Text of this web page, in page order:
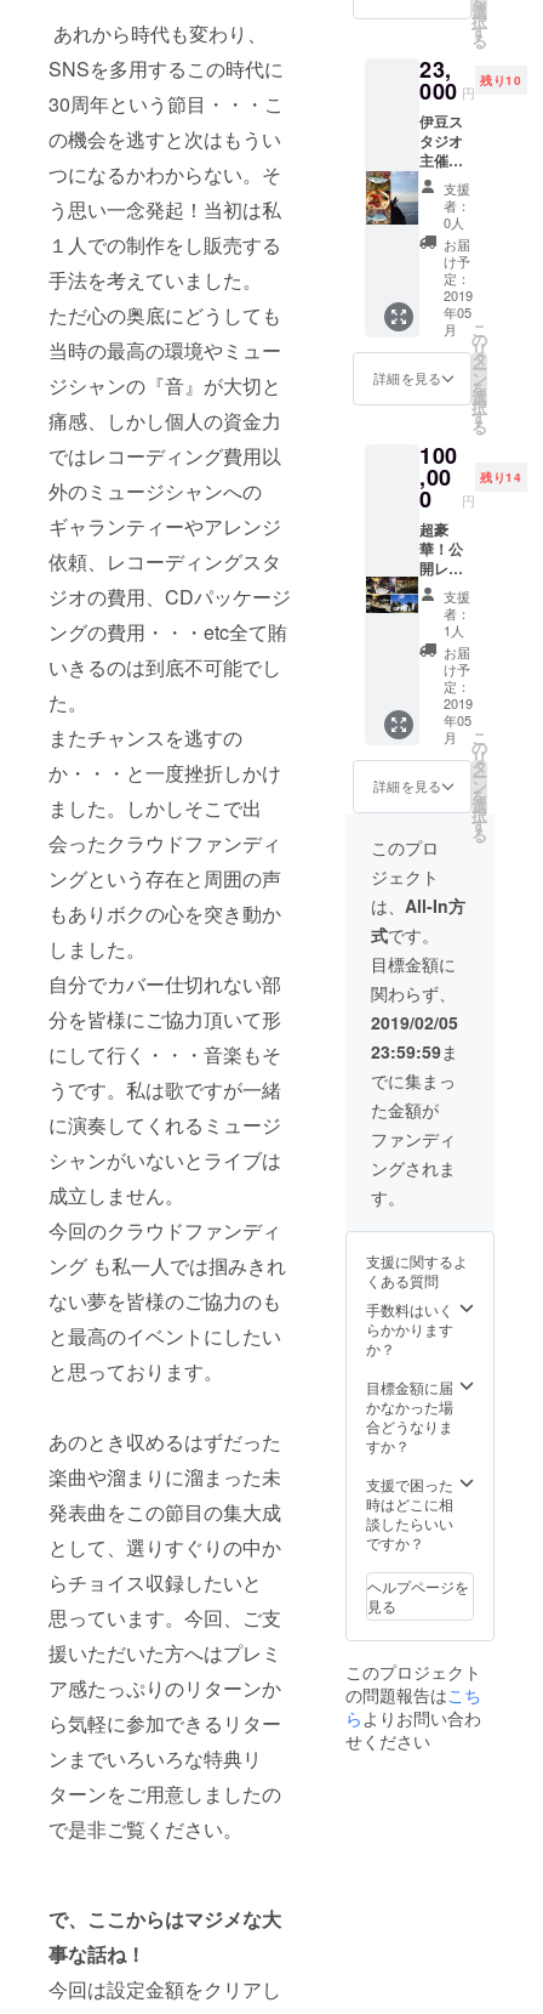
あれから時代も変わり、
SNSを多用するこの時代に
30周年という節目・・・こ
の機会を逃すと次はもうい
つになるかわからない。そ
う思い一念発起！当初は私
１人での制作をし販売する
手法を考えていました。
ただ心の奥底にどうしても
当時の最高の環境やミュー
ジシャンの『音』が大切と
痛感、しかし個人の資金力
ではレコーディング費用以
外のミュージシャンへの
ギャランティーやアレンジ
依頼、レコーディングスタ
ジオの費用、CDパッケージ
ングの費用・・・etc全て賄
いきるのは到底不可能でし
た。
またチャンスを逃すの
か・・・と一度挫折しかけ
ました。しかしそこで出
会ったクラウドファンディ
ングという存在と周囲の声
もありボクの心を突き動か
しました。
自分でカバー仕切れない部
分を皆様にご協力頂いて形
にして行く・・・音楽もそ
うです。私は歌ですが一緒
に演奏してくれるミュージ
シャンがいないとライブは
成立しません。
今回のクラウドファンディ
ング も私一人では掴みきれ
ない夢を皆様のご協力のも
と最高のイベントにしたい
と思っております。
あのとき収めるはずだった
楽曲や溜まりに溜まった未
発表曲をこの節目の集大成
として、選りすぐりの中か
らチョイス収録したいと
思っています。今回、ご支
援いただいた方へはプレミ
ア感たっぷりのリターンか
ら気軽に参加できるリター
ンまでいろいろな特典リ
ターンをご用意しましたの
で是非ご覧ください。
で、ここからはマジメな大
事な話ね！
今回は設定金額をクリアし
のジョイン
トライブを
超満員で終
える他、渋
谷ライブイ
ン、 Egg-
man での
LIVE 活動を
精力的に行
う。 1986 年
レコード会
社、プロダ
クションに
送ったデモ
く評価さ
れ、数社の
プロダク
ションから
アーティス
ト、作家と
しての誘い
を受ける。
て、キティ
アーティス
ト（当時所
属アーティ
スト：安全
地帯、久保
田利伸、
バービー
ボーイズ、
RCサクセ
ション、来
生たかお他
多数）と
アーティス
ト契約を結
び、 1989 年
5 月 21 日、
BMG ビク
ター／air
レーベル(注)
よりアルバ
ム『 HAVE A
GOOD-TIME
』、シング
ル『 GOOD-
GOOD 』で
デビュー。
同アルバム
10 曲中、 7
曲が CM タ
イアップ曲
となる。 翌
年にはハワ
イレコー
ディンによ
るセカンド
アルバム『
STEP on the
"cherry"
2019年
2月24日
（日）
池袋
Absolut
e
Blue（
東京）
にて行
うバー
スデー
ライブ
へご招
待。 ・
上記ラ
イブ終
了後、
写真撮
影。撮
影写真
をCD盤
ライ
ナー
ノーツ
に掲
載。
「※支援
時に必
ず備考
欄にご
希望の
お名前
をご記
入くだ
さ
「※記入
がない
CAMPF
IREにて
使用さ
れてい
るハン
ドル
ネーム
を使用
頂きま
すご了
承くだ
さい。
※また特
定の人
物を比
や公序
良俗に
反する
お名前
は掲載
をお断
座いま
す、ご
注意く
・過去
音源１
ンロー
ド販売
（クラ
ウド
ファン
ディン
グ 限
定） ・
Special
Thanx
」とし
てお名
前をCD
盤ライ
ナー
ノーツ
2019年
2月24日
（日）
池袋
Absolut
e
Blue（
東京）
にて行
うバー
スデー
ライブ
へご招
待。 ・
上記ラ
イブ終
了後、
同会場
写真撮
影。撮
影写真
をCD盤
ライ
ナー
ノーツ
に掲
載。 ・
2019年
6月1日
（土）
渋谷
「JZ
Brat
Sound
of
Tokyo
る完成
CDリ
リース
記念30
周年ラ
イブへ
上記6/1
ライブ
会場に
ショッ
ト写真
撮影権
「※支援
ず備考
欄にご
希望の
お名前
入くだ
さ
い。」
「※記入
がない
選
択
す
る
23,
000 円
残り10
伊豆ス
タジオ
主催コ
ラボプ
ロジェ
クト
『音楽
と太陽
と食と
釣り』
コース
・新曲2
曲収録
CD（ス
トレッ
チゴー
で曲数
増加）
・過去
音源１
曲ダウ
ンロー
ド販売
（クラ
ウド
ファン
ディン
グ 限
定） ・
Special
Thanx
」とし
てお名
前をCD
盤ライ
ナー
ノーツ
にクレ
ジッ
ト。 ・
2019年
6月1日
（土）
渋谷
「JZ
Brat
Sound
of
Tokyo
」にて
行われ
る完成
CDリ
周年ラ
ご招
待。 ・
数々の
有名
アー
ト達の
名盤が
生まれ
た由緒
豆スタ
ジオへ
ご招待
【普段
以外立
ち入る
こので
きない
オ公開
見学と
一泊
バーベ
キュー
支援
者：
0人
お届
け予
定：
2019
年05
月
詳細を見る
こ
の
リ
タ
ー
ン
を
選
択
す
る
100
,00
0 円
残り14
超豪
華！公
開レ
コー
ディン
グ参加
コース
・新曲2
曲収録
CD（ス
トレッ
チゴー
ル次第
で曲数
増加）
・過去
音源１
曲ダウ
ンロー
ド販売
（クラ
ウド
ファン
ディン
グ 限
定） ・
「
Special
Thanx
」とし
てお名
前をCD
盤ライ
ナー
ジッ
2019年
6月1日
（土）
渋谷
「JZ
Sound
of
Tokyo
」にて
る完成
CDリ
リース
記念30
イブへ
ご招
待。 ・
伊豆ス
での参
加者
ショッ
ト写真
を別枠
支援
者：
1人
お届
け予
定：
2019
年05
月
詳細を見る
こ
の
リ
タ
ー
ン
を
選
択
す
る
このプロ
ジェクト
は、 All-In方
式です。
目標金額に
関わらず、
2019/02/05
23:59:59ま
でに集まっ
た金額が
ファンディ
ングされま
す。
支援に関するよ
くある質問
手数料はいく
らかかります
か？
目標金額に届
かなかった場
合どうなりま
すか？
支援で困った
時はどこに相
談したらいい
ですか？
ヘルプページを
見る
このプロジェクト
の問題報告はこち
ら よりお問い合わ
せください